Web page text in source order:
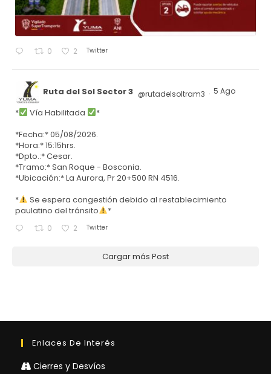
0 2 Twitter
Ruta del Sol Sector 3 @rutadelsoltram3 · 5 Ago
* Vía Habilitada
*
*Fecha:* 05/08/2026.
*Hora:* 15:15hrs.
*Dpto.:* Cesar.
*Tramo:* San Roque - Bosconia.
*Ubicación:* La Aurora, Pr 20+500 RN 4516.
*
Se espera congestión debido al restablecimiento
paulatino del tránsito
*
0 2 Twitter
Cargar más Post
Enlaces De Interés
Cierres y Desvíos